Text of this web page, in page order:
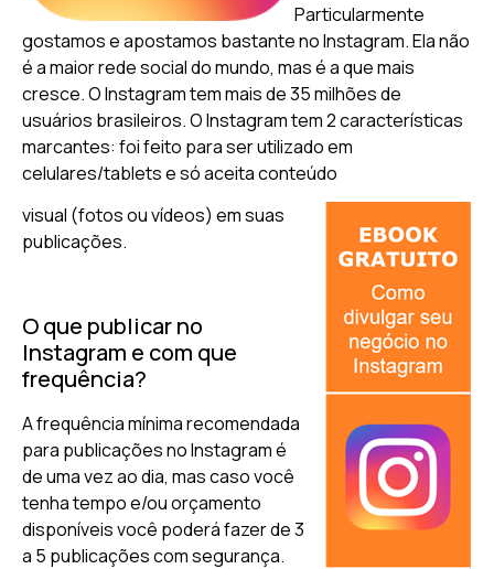
Particularmente
gostamos e apostamos bastante no Instagram. Ela não
é a maior rede social do mundo, mas é a que mais
cresce. O Instagram tem mais de 35 milhões de
usuários brasileiros. O Instagram tem 2 características
marcantes: foi feito para ser utilizado em
celulares/tablets e só aceita conteúdo
visual (fotos ou vídeos) em suas
publicações.
O que publicar no
Instagram e com que
frequência?
A frequência mínima recomendada
para publicações no Instagram é
de uma vez ao dia, mas caso você
tenha tempo e/ou orçamento
disponíveis você poderá fazer de 3
a 5 publicações com segurança.